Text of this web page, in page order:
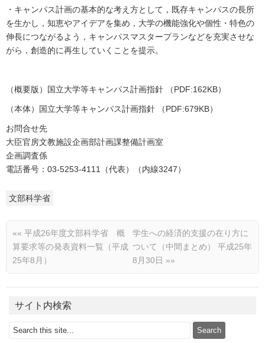
・キャンパス計画の基本的な考え方として，既存キャンパスの長所
を生かし，知恵やアイデアを集め，大学の機能強化や個性・特色の
伸長につながるよう，キャンパスマスタープランなどを充実させな
がら，創造的に再生していくことを提示。
（概要版）国立大学等キャンパス計画指針 （PDF:162KB）
（本体）国立大学等キャンパス計画指針 （PDF:679KB）
お問合せ先
大臣官房文教施設企画部計画課整備計画室
企画調査係
電話番号：03-5253-4111（代表）（内線3247）
文部科学省
«« 平成26年度文部科学省 概
算要求等の発表資料一覧（平成
25年8月）
学生への経済的支援の在り方に
ついて（中間まとめ） 平成25年
8月30日 »»
サイト内検索